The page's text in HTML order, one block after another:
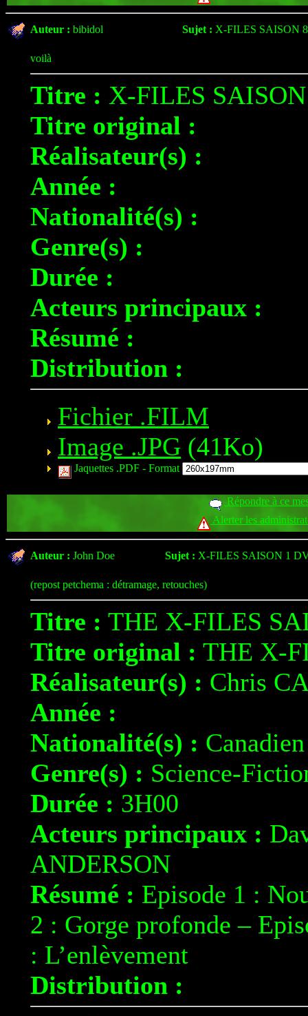
Auteur : bibidol Sujet : X-FILES SAISON 8
voilà
Titre : X-FILES
Titre original :
Réalisateur(s) :
Année :
Nationalité(s) :
Genre(s) :
Durée :
Acteurs principaux :
Résumé :
Distribution :
Fichier .FILM
Image .JPG (41Ko)
Jaquettes .PDF - Format
Répondre à ce
Alerter les
Auteur : John Doe Sujet : X-FILES SAISON 1
(repost petchema : détramage, retouches)
Titre : THE X-FILES
Titre original : THE X-
Réalisateur(s) : Chris
Année :
Nationalité(s) : Canadien
Genre(s) : Science-
Durée : 3H00
Acteurs principaux :
ANDERSON
Résumé : Episode 1 :
2 : Gorge profonde –
: L’enlèvement
Distribution :